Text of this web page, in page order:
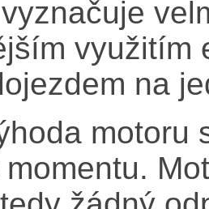
využitím
na
motoru